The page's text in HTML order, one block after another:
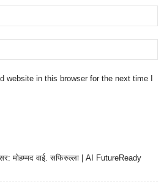
website in this browser for the next time I
मोहम्मद वाई. सफिरुल्ला | AI FutureReady